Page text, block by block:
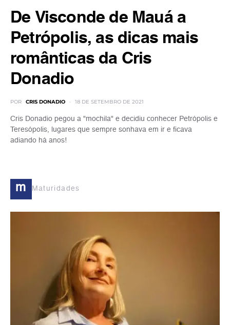
De Visconde de Mauá a
Petrópolis, as dicas mais
românticas da Cris
Donadio
POR CRIS DONADIO 18 DE SETEMBRO DE 2021
Cris Donadio pegou a "mochila" e decidiu conhecer Petrópolis e
Teresópolis, lugares que sempre sonhava em ir e ficava
adiando há anos!
m Maturidades